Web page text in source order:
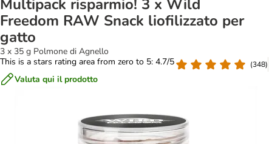
Multipack risparmio! 3 x Wild
Freedom RAW Snack liofilizzato per
gatto
3 x 35 g Polmone di Agnello
This is a stars rating area from zero to 5: 4.7/5
(348)
Valuta qui il prodotto